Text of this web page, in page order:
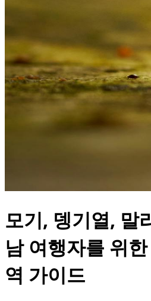
모기, 뎅기열, 말
남 여행자를 위
역 가이드